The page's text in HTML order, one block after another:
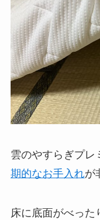
雲のやすらぎプレ
期的なお手入れが
床に底面がべった